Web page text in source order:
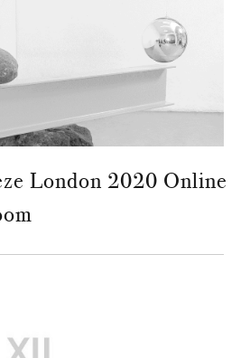
London 2020 Online